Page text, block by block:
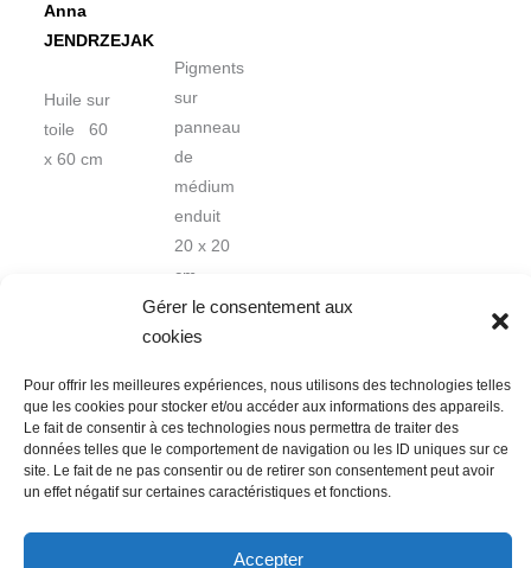
Gérer le consentement aux
cookies
Pour offrir les meilleures expériences, nous utilisons des technologies telles
que les cookies pour stocker et/ou accéder aux informations des appareils.
Le fait de consentir à ces technologies nous permettra de traiter des
données telles que le comportement de navigation ou les ID uniques sur ce
site. Le fait de ne pas consentir ou de retirer son consentement peut avoir
un effet négatif sur certaines caractéristiques et fonctions.
Accepter
Anna
JENDRZEJAK
Huile sur
toile 60
x 60 cm
Pigments
sur
panneau
de
médium
enduit
20 x 20
cm
Nous contacter
Conditions Générales de Ventes
Politique de confidentialité
Mentions légales